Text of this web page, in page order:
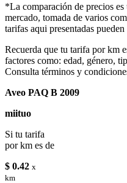
*La comparación de precios
mercado, tomada de varios
tarifas aqui presentadas pueden
Recuerda que tu tarifa por km
factores como: edad, género,
Consulta términos y
Aveo PAQ B 2009
miituo
Si tu tarifa
por km es de
$ 0.42 x
km